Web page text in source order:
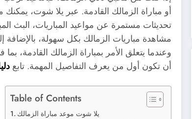
أو مباراة الزمالك القادمة. عبر يلا شوت،
تحديثات مستمرة عن مواعيد المباريات، البث
مشاهدة مباريات الزمالك بكل سهولة،
وعندما يتعلق الأمر بمباراة الزمالك القادمة،
أن تكون أول من يعرف التفاصيل المهمة. تابع
Table of Contents
يلا شوت موعد مباراة الزمالك